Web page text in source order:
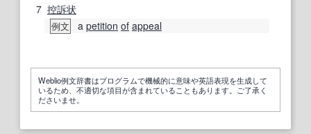
7 控訴状
例文 a petition of appeal
Weblio例文辞書はプログラムで機械的に意味や英語表現を生成して
いるため、不適切な項目が含まれていることもあります。ご了承く
ださいませ。